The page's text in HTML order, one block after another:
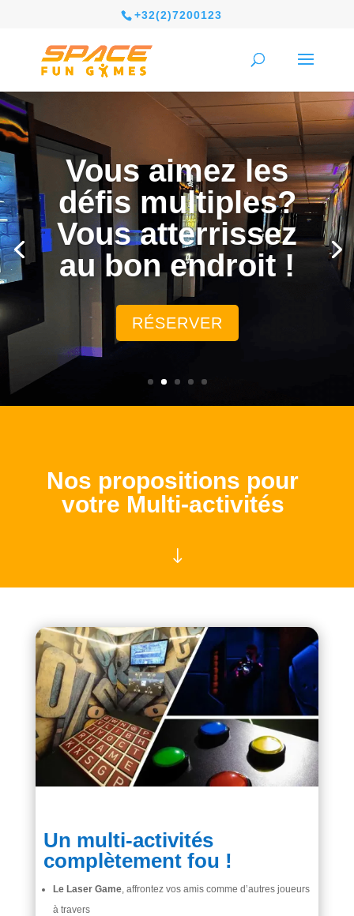
+32(2)7200123
Vous aimez les
défis multiples?
Vous atterrissez
au bon endroit !
RÉSERVER
Nos propositions pour
votre Multi-activités
"
Un multi-activités
complètement fou !
Le Laser Game, affrontez vos amis comme d’autres joueurs
à travers